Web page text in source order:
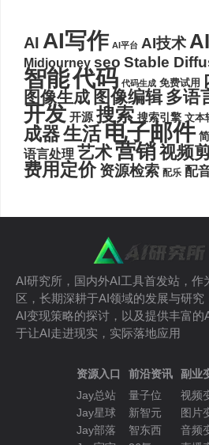
AI AI写作 AI平台 AI技术
Midjourney seo Stable
智能代码 代码生成 免费试用
图像生成 图像编辑 多语
开发 开源 搜索 搜索引擎 文本
成器生活电子邮件
语言处理 艺术营销视频
费用定价 资源检索 配乐 配
AI研究所，国内外AI工具首发站，作
区，长期深耕于AI领域的发展与研究
AI变现策略的探讨，以及提供丰富的
于让AI走进现实，实际落地应用
资源入口
Jay总站
Jay星球
Jay部落
前沿资讯
量子位
新智元
智东西
副业
视频
图片
音频